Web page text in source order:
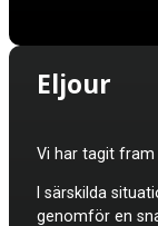
Eljour
Vi har tagit
I särskilda
genomför en